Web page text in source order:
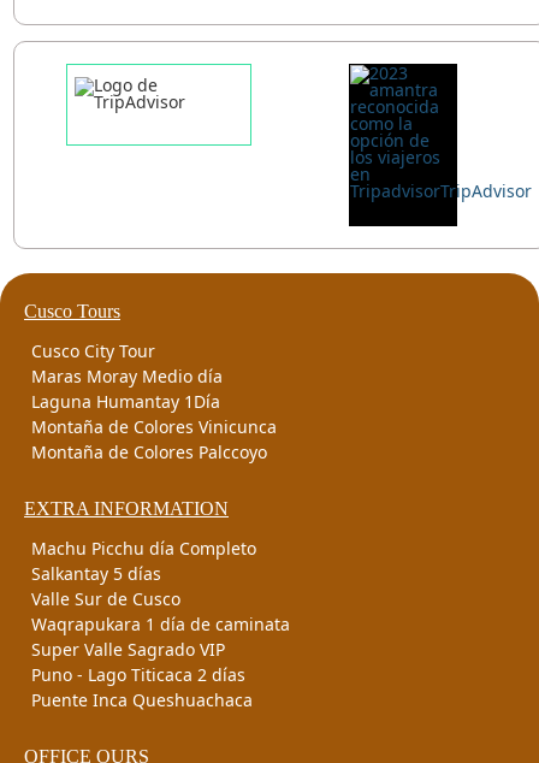
Cusco Tours
Cusco City Tour
Maras Moray Medio día
Laguna Humantay 1Día
Montaña de Colores Vinicunca
Montaña de Colores Palccoyo
EXTRA INFORMATION
Machu Picchu día Completo
Salkantay 5 días
Valle Sur de Cusco
Waqrapukara 1 día de caminata
Super Valle Sagrado VIP
Puno - Lago Titicaca 2 días
Puente Inca Queshuachaca
OFFICE OURS